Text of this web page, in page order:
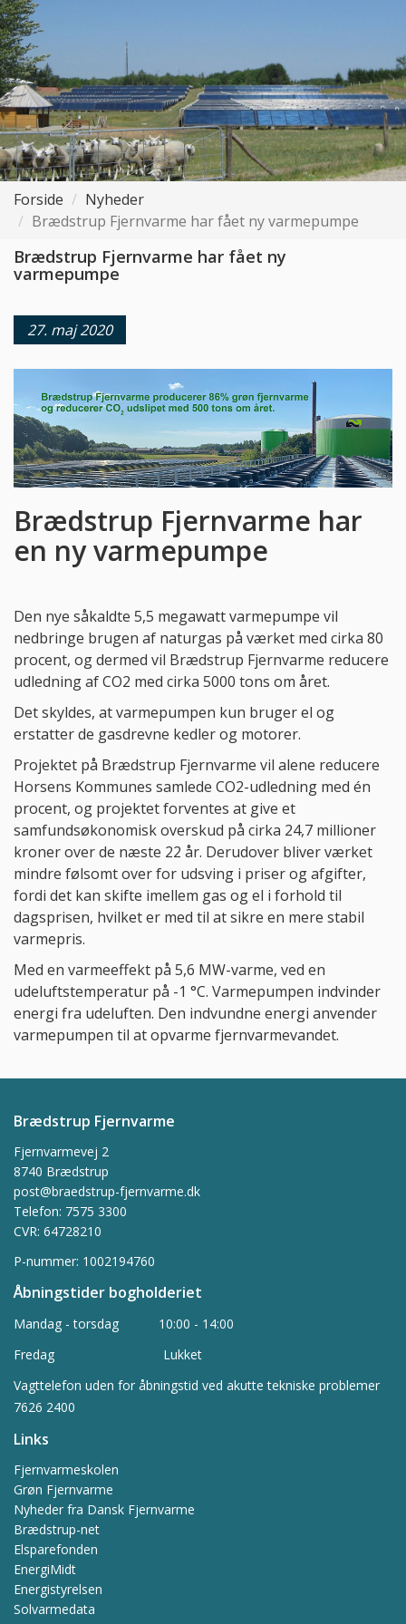
Forside
Nyheder
Brædstrup Fjernvarme har fået ny varmepumpe
Brædstrup Fjernvarme har fået ny
varmepumpe
27. maj 2020
Brædstrup Fjernvarme har
en ny varmepumpe
Den nye såkaldte 5,5 megawatt varmepumpe vil
nedbringe brugen af naturgas på værket med cirka 80
procent, og dermed vil Brædstrup Fjernvarme reducere
udledning af CO2 med cirka 5000 tons om året.
Det skyldes, at varmepumpen kun bruger el og
erstatter de gasdrevne kedler og motorer.
Projektet på Brædstrup Fjernvarme vil alene reducere
Horsens Kommunes samlede CO2-udledning med én
procent, og projektet forventes at give et
samfundsøkonomisk overskud på cirka 24,7 millioner
kroner over de næste 22 år. Derudover bliver værket
mindre følsomt over for udsving i priser og afgifter,
fordi det kan skifte imellem gas og el i forhold til
dagsprisen, hvilket er med til at sikre en mere stabil
varmepris.
Med en varmeeffekt på 5,6 MW-varme, ved en
udeluftstemperatur på -1 °C. Varmepumpen indvinder
energi fra udeluften. Den indvundne energi anvender
varmepumpen til at opvarme fjernvarmevandet.
Brædstrup Fjernvarme
Fjernvarmevej 2
8740 Brædstrup
post@braedstrup-fjernvarme.dk
Telefon: 7575 3300
CVR: 64728210
P-nummer: 1002194760
Åbningstider bogholderiet
Mandag - torsdag 10:00 - 14:00
Fredag Lukket
Vagttelefon uden for åbningstid ved akutte tekniske problemer
7626 2400
Links
Fjernvarmeskolen
Grøn Fjernvarme
Nyheder fra Dansk Fjernvarme
Brædstrup-net
Elsparefonden
EnergiMidt
Energistyrelsen
Solvarmedata